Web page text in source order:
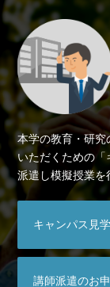
本学の教育・研究
いただくための「
派遣し模擬授業を
キャンパス見
講師派遣のお